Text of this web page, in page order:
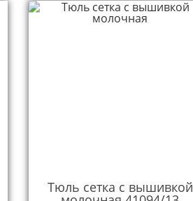
Тюль сетка с вышивкой